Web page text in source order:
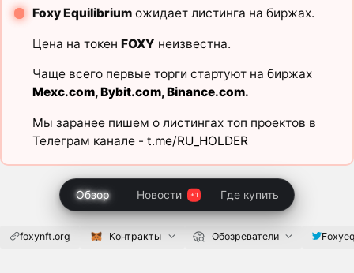
Foxy Equilibriumожидает листинга на биржах.
Цена на токен FOXY неизвестна.
Чаще всего первые торги стартуют на биржах
Mexc.com,Bybit.com,Binance.com.
Мы заранее пишем о листингах топ проектов в
Телеграм канале - t.me/RU_HOLDER
Обзор Новости Где купить
foxynft.org Контракты Обозреватели